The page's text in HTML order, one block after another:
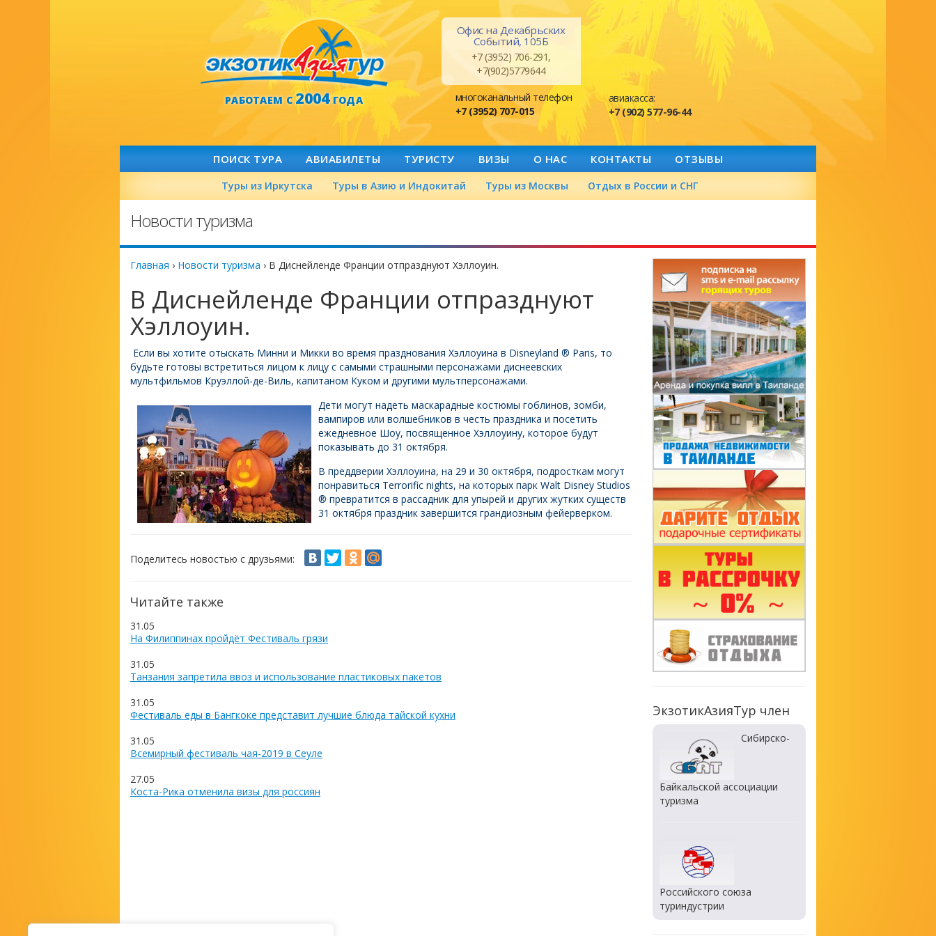
РАБОТАЕМ С2004ГОДА
Офис на Декабрьских
Событий, 105Б
+7 (3952) 706-291,
+7(902)5779644
многоканальный телефон
+7 (3952) 707-015
авиакасса:
+7 (902) 577-96-44
ПОИСК ТУРА АВИАБИЛЕТЫ ТУРИСТУ ВИЗЫ О НАС КОНТАКТЫ ОТЗЫВЫ
Туры из Иркутска Туры в Азию и Индокитай Туры из Москвы Отдых в России и СНГ
Новости туризма
Главная › Новости туризма › В Диснейленде Франции отпразднуют Хэллоуин.
В Диснейленде Франции отпразднуют
Хэллоуин.
Если вы хотите отыскать Минни и Микки во время празднования Хэллоуина в Disneyland ® Paris, то
будьте готовы встретиться лицом к лицу с самыми страшными персонажами диснеевских
мультфильмов Круэллой-де-Виль, капитаном Куком и другими мультперсонажами.
Дети могут надеть маскарадные костюмы гоблинов, зомби,
вампиров или волшебников в честь праздника и посетить
ежедневное Шоу, посвященное Хэллоуину, которое будут
показывать до 31 октября.
В преддверии Хэллоуина, на 29 и 30 октября, подросткам могут
понравиться Terrorific nights, на которых парк Walt Disney Studios
® превратится в рассадник для упырей и других жутких существ
31 октября праздник завершится грандиозным фейерверком.
Поделитесь новостью с друзьями:
Читайте также
31.05
На Филиппинах пройдёт Фестиваль грязи
31.05
Танзания запретила ввоз и использование пластиковых пакетов
31.05
Фестиваль еды в Бангкоке представит лучшие блюда тайской кухни
31.05
Всемирный фестиваль чая-2019 в Сеуле
27.05
Коста-Рика отменила визы для россиян
ЭкзотикАзияТур член
Сибирско-
Байкальской ассоциации
туризма
Российского союза
туриндустрии